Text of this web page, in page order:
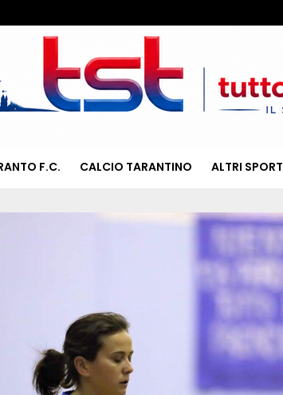
F.C. CALCIO TARANTINO ALTRI SPORT